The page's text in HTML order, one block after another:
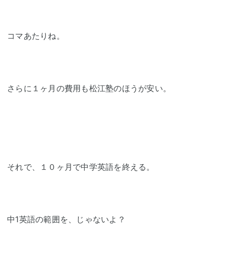
コマあたりね。
さらに１ヶ月の費用も松江塾のほうが安い。
それで、１０ヶ月で中学英語を終える。
中1英語の範囲を、じゃないよ？